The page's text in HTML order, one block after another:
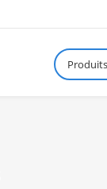
Produits